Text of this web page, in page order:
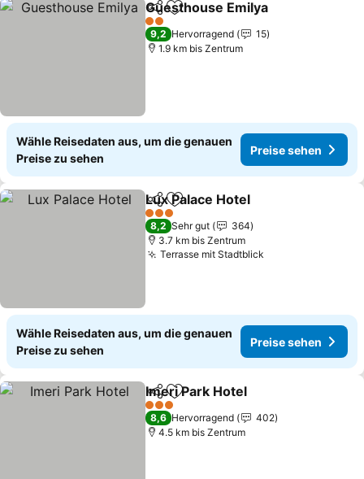
TeilenZu Favoriten hinzufügen
Guesthouse Emilya
2 Sterne
9,2 Hervorragend
15
1.9 km bis Zentrum
Wähle Reisedaten aus, um die genauen
Preise zu sehen
Preise sehen
TeilenZu Favoriten hinzufügen
Lux Palace Hotel
3 Sterne
8,2 Sehr gut
364
3.7 km bis Zentrum
Terrasse mit Stadtblick
Wähle Reisedaten aus, um die genauen
Preise zu sehen
Preise sehen
TeilenZu Favoriten hinzufügen
Imeri Park Hotel
3 Sterne
8,6 Hervorragend
402
4.5 km bis Zentrum